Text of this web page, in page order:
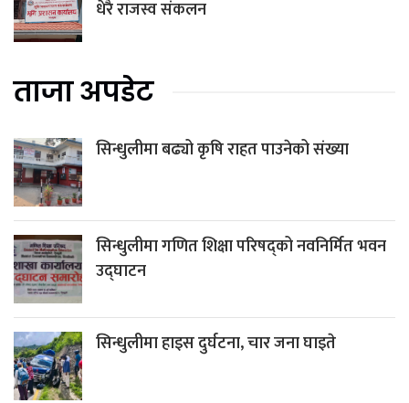
धेरै राजस्व संकलन
ताजा अपडेट
सिन्धुलीमा बढ्यो कृषि राहत पाउनेको संख्या
सिन्धुलीमा गणित शिक्षा परिषद्को नवनिर्मित भवन
उद्घाटन
सिन्धुलीमा हाइस दुर्घटना, चार जना घाइते